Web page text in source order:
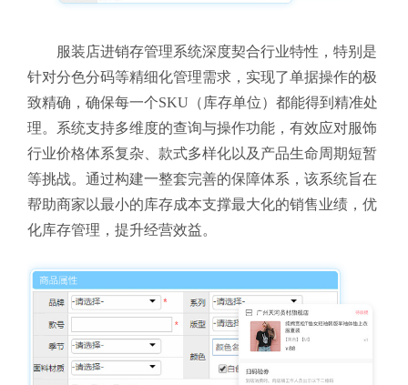
服装店进销存管理系统深度契合行业特性，特别是
针对分色分码等精细化管理需求，实现了单据操作的极
致精确，确保每一个SKU（库存单位）都能得到精准处
理。系统支持多维度的查询与操作功能，有效应对服饰
行业价格体系复杂、款式多样化以及产品生命周期短暂
等挑战。通过构建一整套完善的保障体系，该系统旨在
帮助商家以最小的库存成本支撑最大化的销售业绩，优
化库存管理，提升经营效益。